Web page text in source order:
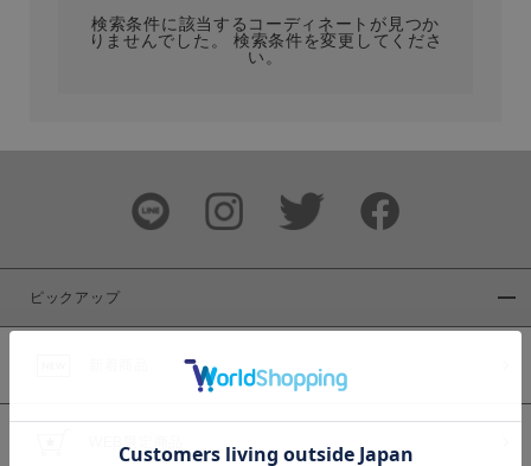
ブランド
検索条件に該当するコーディネートが見つか
りませんでした。 検索条件を変更してくださ
い。
ピックアップ